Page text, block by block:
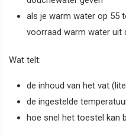
als je warm water op 55
voorraad warm water uit
Wat telt:
de inhoud van het vat
de ingestelde
hoe snel het toestel kan